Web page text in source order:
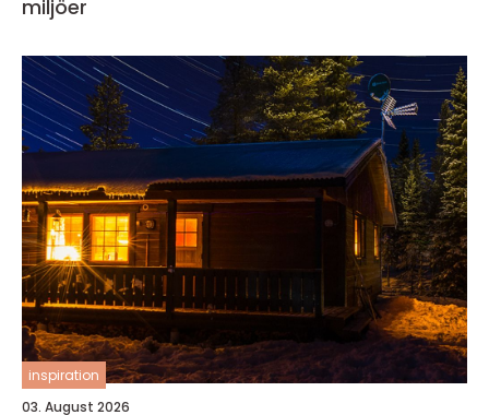
miljöer
inspiration
03. August 2026